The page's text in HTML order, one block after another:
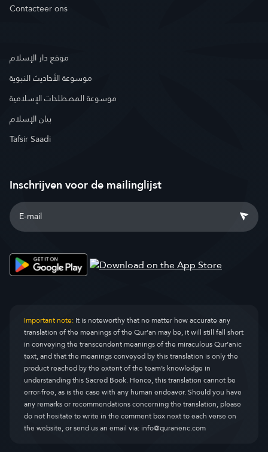
Contacteer ons
موقع دار الإسلام
موسوعة الأحاديث النبوية
موسوعة المصطلحات الإسلامية
بيان الإسلام
Tafsir Saadi
Inschrijven voor de mailinglijst
Important note:It is noteworthy that no matter how accurate any
translation of the meanings of the Qur’an may be, it will still fall short
in conveying the transcendent meanings of the miraculous Qur’anic
text, and that the meanings conveyed by this translation is only the
product reached by the extent of the team’s knowledge in
understanding this Sacred Book. Hence, this translation cannot be
error-free, as is the case with any human endeavor. Should you have
any remarks or recommendations concerning the translation, please
do not hesitate to write in the comment box next to each verse on
the website, or send us an email via:info@quranenc.com